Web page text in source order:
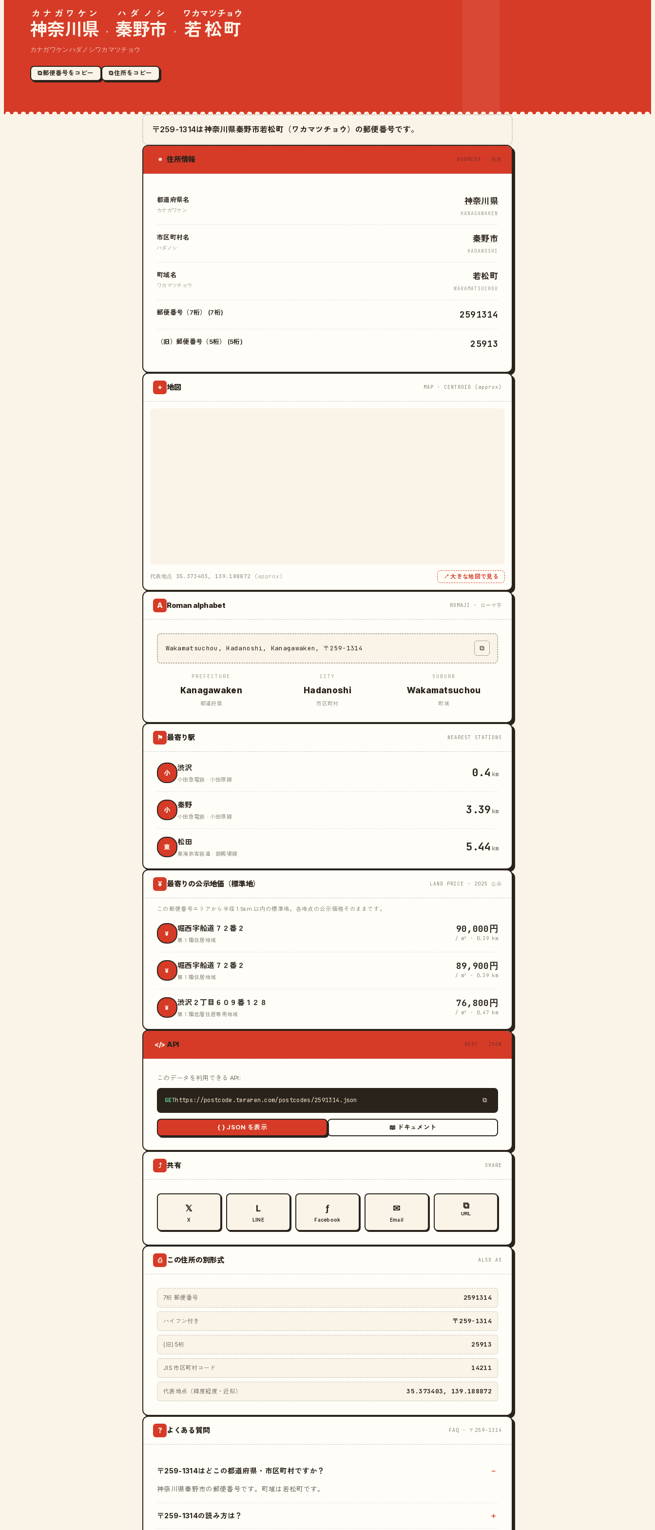
神奈川県
カナガワケン
· 秦野市
ハダノシ
· 若松町
ワカマツチョウ
カナガワケンハダノシワカマツチョウ
⧉ 郵便番号をコピー ⧉ 住所をコピー
〒259-1314は神奈川県秦野市若松町（ワカマツチョウ）の郵便番号です。
◉ 住所情報 ADDRESS · 住所
都道府県名
カナガワケン
神奈川県
KANAGAWAKEN
市区町村名
ハダノシ
秦野市
HADANOSHI
町域名
ワカマツチョウ
若松町
WAKAMATSUCHOU
郵便番号（7桁） (7桁) 2591314
（旧）郵便番号（5桁） (5桁) 25913
⌖ 地図 MAP · CENTROID (approx)
代表地点 35.373403, 139.188872 (approx) ↗ 大きな地図で見る
A Roman alphabet ROMAJI · ローマ字
Wakamatsuchou, Hadanoshi, Kanagawaken, 〒259-1314 ⧉
PREFECTURE
Kanagawaken
都道府県
CITY
Hadanoshi
市区町村
SUBURB
Wakamatsuchou
町域
⚑ 最寄り駅 NEAREST STATIONS
小
渋沢
小田急電鉄 · 小田原線 0.4 km
小
秦野
小田急電鉄 · 小田原線 3.39 km
東
松田
東海旅客鉄道 · 御殿場線 5.44 km
¥ 最寄りの公示地価（標準地） LAND PRICE · 2025 公示
この郵便番号エリアから半径 1.5km 以内の標準地。各地点の公示価格そのままです。
¥
堀西字船道７２番２
第１種住居地域
90,000円
/ m² · 0.39 km
¥
堀西字船道７２番２
第１種住居地域
89,900円
/ m² · 0.39 km
¥
渋沢２丁目６０９番１２８
第１種低層住居専用地域
76,800円
/ m² · 0.47 km
</> API REST · JSON
このデータを利用できる API:
GEThttps://postcode.teraren.com/postcodes/2591314.json ⧉
{ } JSON を表示 📖 ドキュメント
⤴ 共有 SHARE
𝕏
X
L
LINE
ƒ
Facebook
✉
Email
⧉
URL
⎙ この住所の別形式 ALSO AS
7桁 郵便番号 2591314
ハイフン付き 〒259-1314
(旧) 5桁 25913
JIS 市区町村コード 14211
代表地点（緯度経度・近似） 35.373403, 139.188872
? よくある質問 FAQ · 〒259-1314
〒259-1314はどこの都道府県・市区町村ですか？
神奈川県秦野市の郵便番号です。町域は若松町です。
〒259-1314の読み方は？